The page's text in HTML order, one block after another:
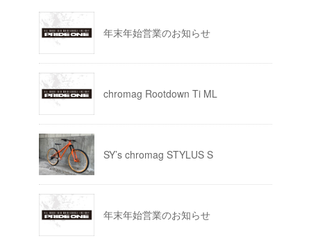
年末年始営業のお知らせ
chromag Rootdown Ti ML
SY’s chromag STYLUS S
年末年始営業のお知らせ